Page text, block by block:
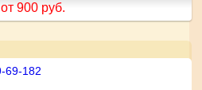
от 900 руб.